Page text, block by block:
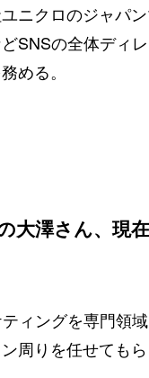
ニクロのジャパ
SNSの全体ディ
める。
大澤さん、現
ィングを専門領
周りを任せてもら